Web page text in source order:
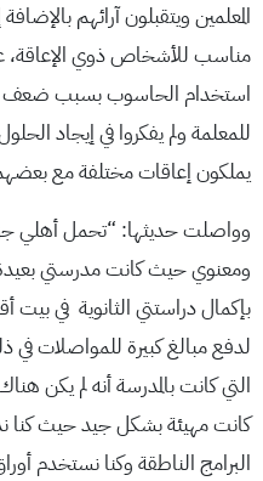
المعلمين ويتقبلون آرائهم
مناسب للأشخاص ذوي الإعاقة،
استخدام الحاسوب بسبب ضعف
للمعلمة ولم يفكروا في إيجاد
يملكون إعاقات مختلفة مع
وواصلت حديثها: “تحمل أهلي
ومعنوي حيث كانت مدرستي
بإكمال دراستتي الثانوية في بيت
لدفع مبالغ كبيرة للمواصلات في
التي كانت بالمدرسة أنه لم يكن
كانت مهيئة بشكل جيد حيث كنا
البرامج الناطقة وكنا نستخدم